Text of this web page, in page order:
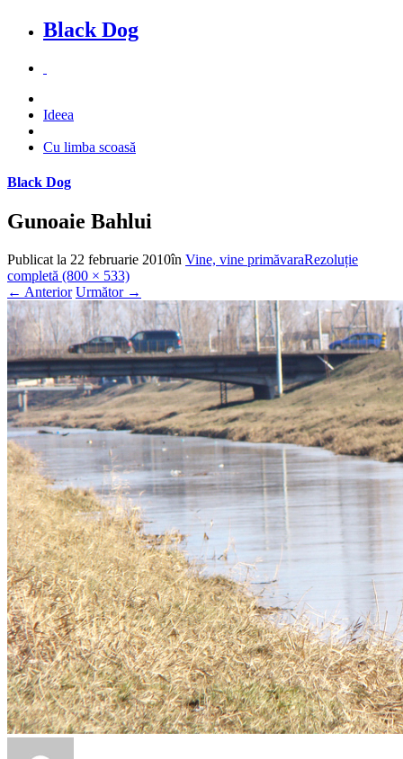
Black Dog
Ideea
Cu limba scoasă
Black Dog
Gunoaie Bahlui
Publicat la 22 februarie 2010în Vine, vine primăvaraRezoluție
completă (800 × 533)
← Anterior Următor →